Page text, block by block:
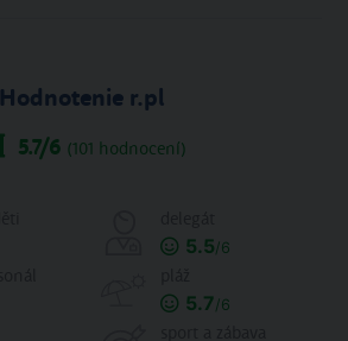
Hodnotenie r.pl
5.7/6 (101 hodnocení)
5.5/6
5.7/6